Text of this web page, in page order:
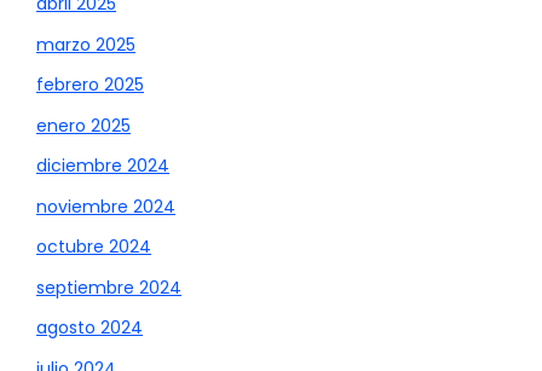
marzo 2025
febrero 2025
enero 2025
diciembre 2024
noviembre 2024
octubre 2024
septiembre 2024
agosto 2024